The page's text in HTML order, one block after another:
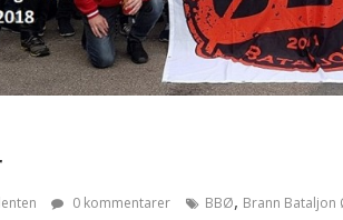
0 kommentarer BBØ, Brann Bataljon